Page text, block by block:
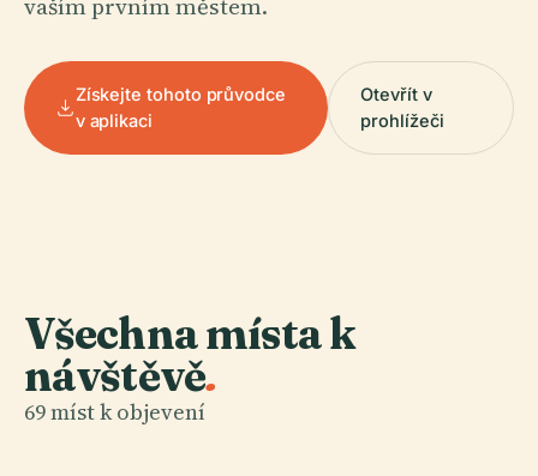
Získejte tohoto průvodce
v aplikaci
Otevřít v
prohlížeči
Všechna místa k
návštěvě.
69 míst k objevení